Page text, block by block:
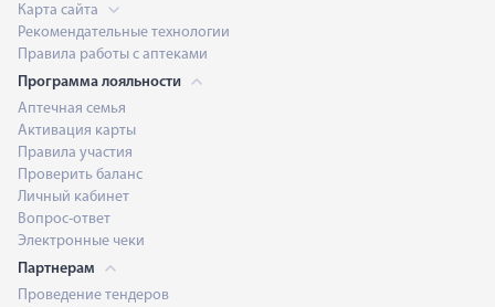
Карта сайта
Рекомендательные технологии
Правила работы с аптеками
Программа лояльности
Аптечная семья
Активация карты
Правила участия
Проверить баланс
Личный кабинет
Вопрос-ответ
Электронные чеки
Партнерам
Проведение тендеров